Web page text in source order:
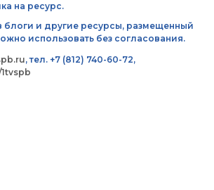
на ресурс.
блоги и другие ресурсы, размещенный
использовать без согласования.
, тел. +7 (812) 740-60-72,